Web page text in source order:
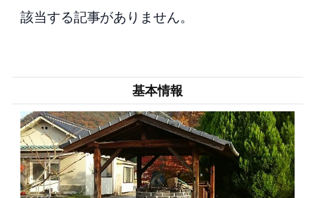
該当する記事がありません。
基本情報